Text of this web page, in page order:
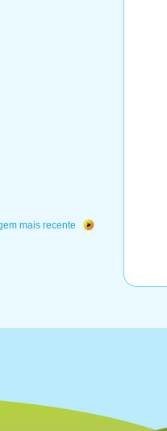
mais recente